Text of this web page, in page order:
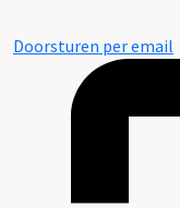
Doorsturen per email